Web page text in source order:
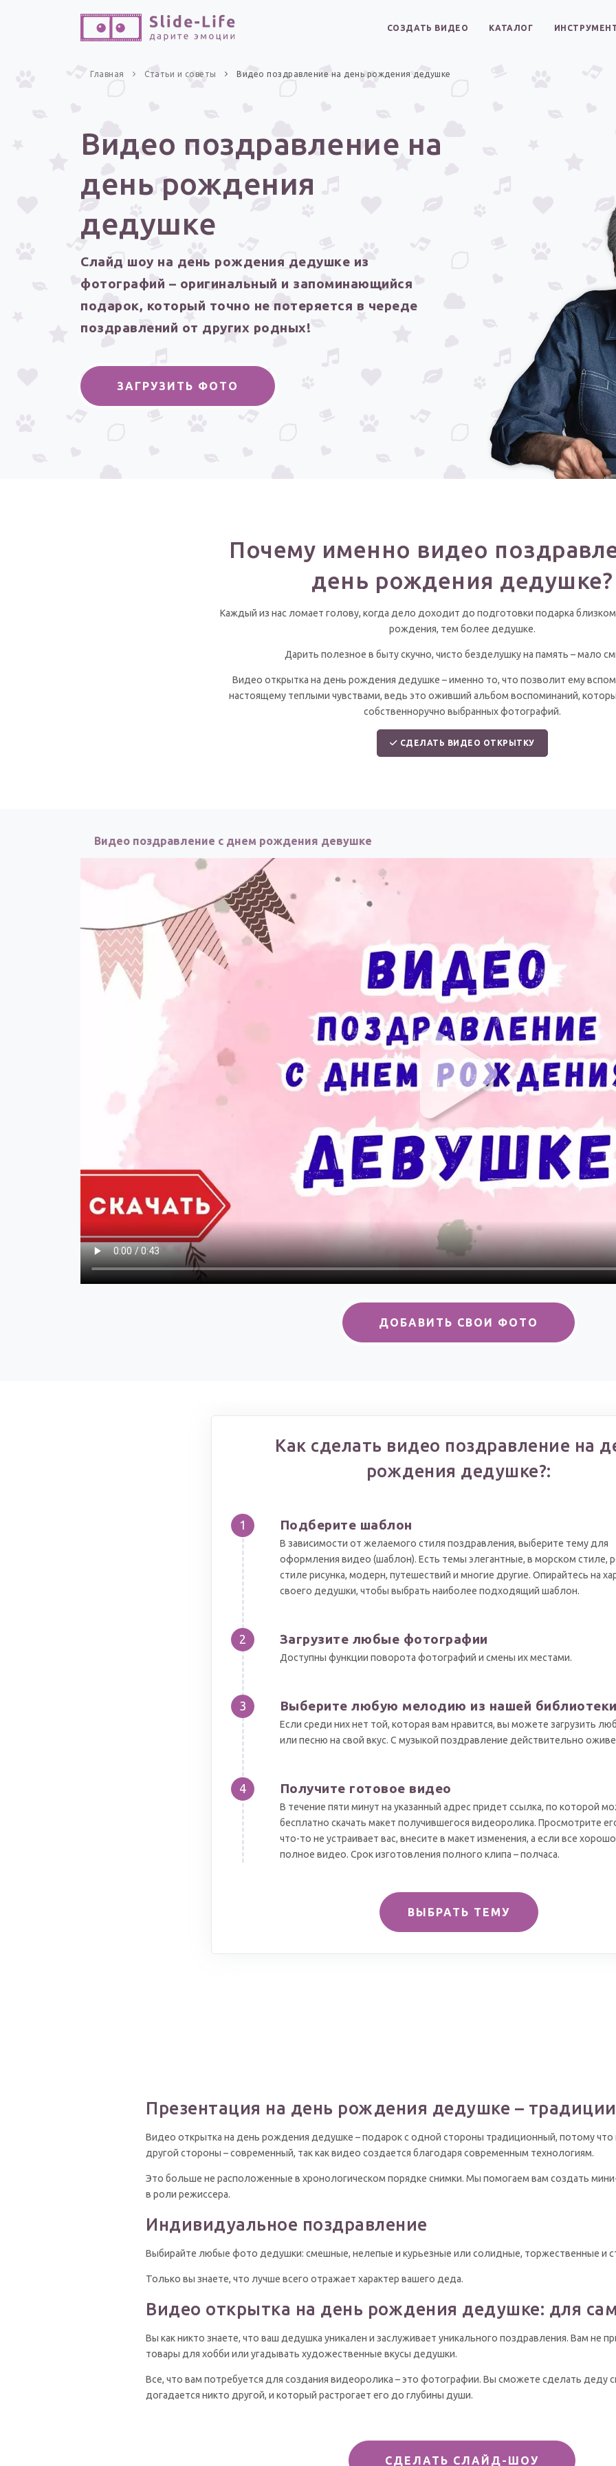
СОЗДАТЬ ВИДЕО КАТАЛОГ
Видео поздравление на
день рождения
дедушке
Слайд шоу на день рождения дедушке из
фотографий – оригинальный и запоминающийся
подарок, который точно не потеряется в череде
поздравлений от других родных!
ЗАГРУЗИТЬ ФОТО
Главная Статьи и советы Видео поздравление на день рождения дедушке
Почему именно видео
день рождения дедушке?
Каждый из нас ломает голову, когда дело доходит до подготовки подарка
рождения, тем более дедушке.
Дарить полезное в быту скучно, чисто безделушку на память – мало
Видео открытка на день рождения дедушке – именно то, что позволит ему
настоящему теплыми чувствами, ведь это оживший альбом воспоминаний,
собственноручно выбранных фотографий.
СДЕЛАТЬ ВИДЕО ОТКРЫТКУ
Видео поздравление с днем рождения девушке
ДОБАВИТЬ СВОИ ФОТО
Как сделать видео поздравление на
рождения дедушке?:
1 Подберите шаблон
В зависимости от желаемого стиля поздравления, выберите тему для
оформления видео (шаблон). Есть темы элегантные, в морском стиле,
стиле рисунка, модерн, путешествий и многие другие. Опирайтесь на
своего дедушки, чтобы выбрать наиболее подходящий шаблон.
2 Загрузите любые фотографии
Доступны функции поворота фотографий и смены их местами.
3 Выберите любую мелодию из нашей
Если среди них нет той, которая вам нравится, вы можете загрузить
или песню на свой вкус. С музыкой поздравление действительно
4 Получите готовое видео
В течение пяти минут на указанный адрес придет ссылка, по которой
бесплатно скачать макет получившегося видеоролика. Просмотрите
что-то не устраивает вас, внесите в макет изменения, а если все
полное видео. Срок изготовления полного клипа – полчаса.
ВЫБРАТЬ ТЕМУ
Презентация на день рождения дедушке –
Видео открытка на день рождения дедушке – подарок с одной стороны традиционный, потому
другой стороны – современный, так как видео создается благодаря современным технологиям.
Это больше не расположенные в хронологическом порядке снимки. Мы помогаем вам создать
в роли режиссера.
Индивидуальное поздравление
Выбирайте любые фото дедушки: смешные, нелепые и курьезные или солидные, торжественные и
Только вы знаете, что лучше всего отражает характер вашего деда.
Видео открытка на день рождения дедушке: для
Вы как никто знаете, что ваш дедушка уникален и заслуживает уникального поздравления. Вам не
товары для хобби или угадывать художественные вкусы дедушки.
Все, что вам потребуется для создания видеоролика – это фотографии. Вы сможете сделать деду
догадается никто другой, и который растрогает его до глубины души.
СДЕЛАТЬ СЛАЙД-ШОУ